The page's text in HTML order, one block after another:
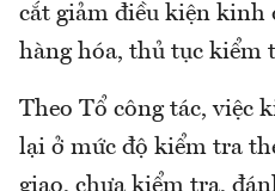
cắt giảm điều kiện kinh
hàng hóa, thủ tục kiểm
Theo Tổ công tác, việc
lại ở mức độ kiểm tra
giao, chưa kiểm tra,